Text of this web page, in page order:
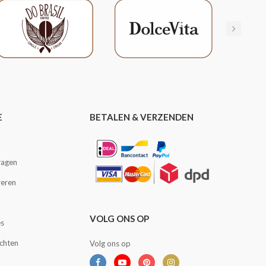
BETALEN & VERZENDEN
VOLG ONS OP
Volg ons op